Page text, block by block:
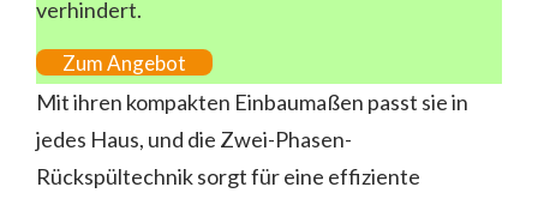
verhindert.
Zum Angebot
Mit ihren kompakten Einbaumaßen passt sie in
jedes Haus, und die Zwei-Phasen-
Rückspültechnik sorgt für eine effiziente